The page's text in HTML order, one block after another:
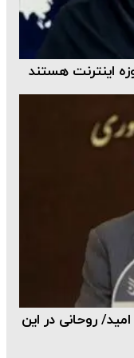
اینترنت هستند
روحانی در این